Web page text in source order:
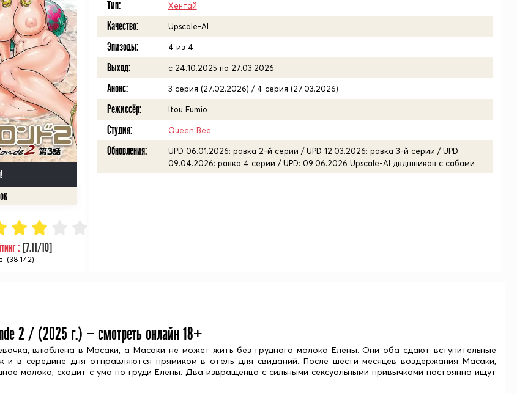
: [7.11/10]
(38 142)
Тип: Хентай
Качество: Upscale-AI
Эпизоды: 4 из 4
Выход: с 24.10.2025 по 27.03.2026
Анонс: 3 серия (27.02.2026) / 4 серия (27.03.2026)
Режиссёр: Itou Fumio
Студия: Queen Bee
Обновления:
UPD 06.01.2026: равка 2-й серии / UPD 12.03.2026: равка 3-й серии / UPD
09.04.2026: равка 4 серии / UPD: 09.06.2026 Upscale-AI двдшников с сабами
2 / (2025 г.) — смотреть онлайн 18+
влюблена в Масаки, а Масаки не может жить без грудного молока Елены. Они оба сдают вступительные
и в середине дня отправляются прямиком в отель для свиданий. После шести месяцев воздержания Масаки,
молоко, сходит с ума по груди Елены. Два извращенца с сильными сексуальными привычками постоянно ищут